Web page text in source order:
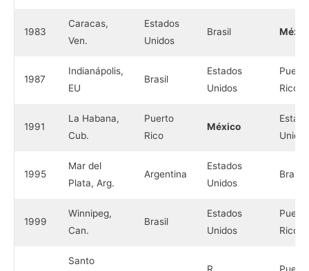
1983
Caracas,
Ven.
Estados
Unidos
Brasil
1987
Indianápolis,
EU
Brasil
Estados
Unidos
Puerto
Rico
1991
La Habana,
Cub.
Puerto
Rico
México
Unidos
1995
Mar del
Plata, Arg.
Argentina
Estados
Unidos
Brasil
1999
Winnipeg,
Can.
Brasil
Estados
Unidos
Puerto
Rico
Santo